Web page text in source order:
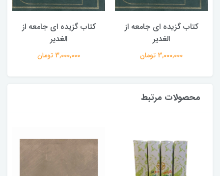
کتاب گزیده ای جامعه از
الغدیر
3,000,000 تومان
کتاب گزیده ای جامعه از
الغدیر
3,000,000 تومان
محصولات مرتبط